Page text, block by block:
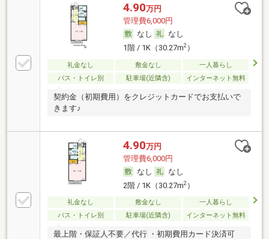
4.90万円
管理費6,000円
なし
なし
1階 / 1K（30.27m2）
礼金なし 敷金なし
一人暮らし
バス・トイレ別
駐車場(近隣含) インターネット無料
契約金（初期費用）をクレジットカードでお支払いで
きます♪
4.90万円
管理費6,000円
なし
なし
2階 / 1K（30.27m2）
礼金なし 敷金なし
一人暮らし
バス・トイレ別
駐車場(近隣含) インターネット無料
最上階・保証人不要／代行 ・初期費用カード決済可